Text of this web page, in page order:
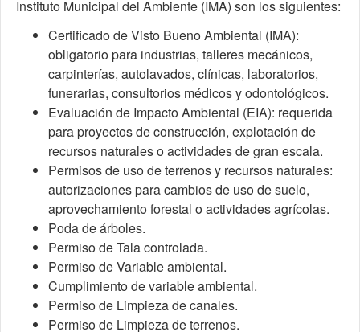
Instituto Municipal del Ambiente (IMA) son los siguientes:
Certificado de Visto Bueno Ambiental (IMA):
obligatorio para industrias, talleres mecánicos,
carpinterías, autolavados, clínicas, laboratorios,
funerarias, consultorios médicos y odontológicos.
Evaluación de Impacto Ambiental (EIA): requerida
para proyectos de construcción, explotación de
recursos naturales o actividades de gran escala.
Permisos de uso de terrenos y recursos naturales:
autorizaciones para cambios de uso de suelo,
aprovechamiento forestal o actividades agrícolas.
Poda de árboles.
Permiso de Tala controlada.
Permiso de Variable ambiental.
Cumplimiento de variable ambiental.
Permiso de Limpieza de canales.
Permiso de Limpieza de terrenos.